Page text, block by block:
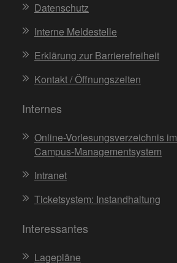
Datenschutz
Interne Meldestelle
Erklärung zur Barrierefreiheit
Kontakt / Öffnungszeiten
Internes
Online-Vorlesungsverzeichnis im
Campus-Managementsystem
Intranet
Ticketsystem: Instandhaltung
Interessantes
Lagepläne